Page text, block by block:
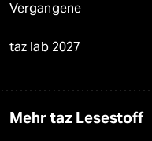
Vergangene
taz lab 2027
Mehr taz Lesestoff